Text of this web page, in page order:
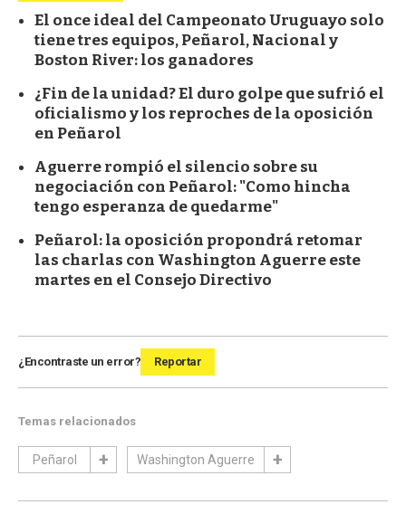
El once ideal del Campeonato Uruguayo solo
tiene tres equipos, Peñarol, Nacional y
Boston River: los ganadores
¿Fin de la unidad? El duro golpe que sufrió el
oficialismo y los reproches de la oposición
en Peñarol
Aguerre rompió el silencio sobre su
negociación con Peñarol: "Como hincha
tengo esperanza de quedarme"
Peñarol: la oposición propondrá retomar
las charlas con Washington Aguerre este
martes en el Consejo Directivo
¿Encontraste un error? Reportar
Temas relacionados
Peñarol Washington Aguerre